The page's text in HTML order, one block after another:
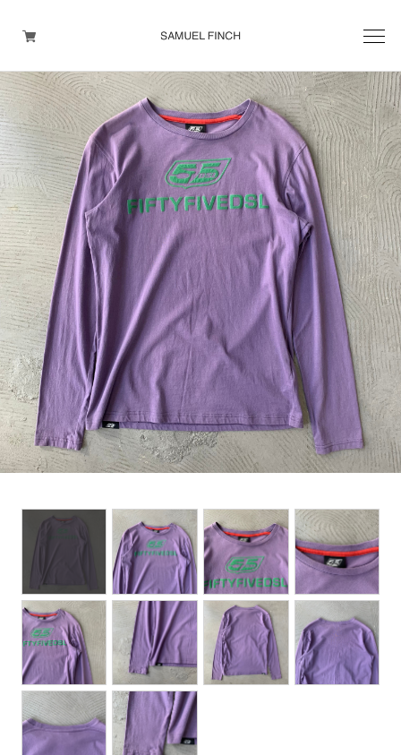
Men's
Maison Martin Margiela
Helmut Lang
Yohji Yamamoto
Other brands
TOPS
OUTER WEAR
BOTTOMS
DESIGNERS ARCHIVES